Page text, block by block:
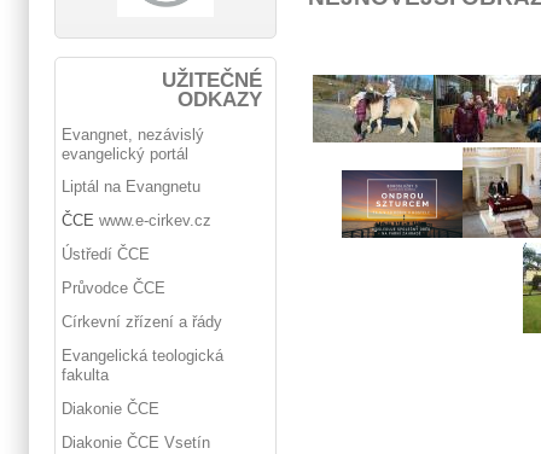
UŽITEČNÉ
ODKAZY
Evangnet, nezávislý
evangelický portál
Liptál na Evangnetu
ČCE www.e-cirkev.cz
Ústředí ČCE
Průvodce ČCE
Církevní zřízení a řády
Evangelická teologická
fakulta
Diakonie ČCE
Diakonie ČCE Vsetín